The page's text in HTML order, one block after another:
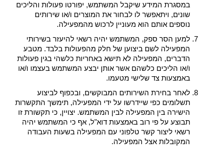
במסגרת המידע שיקבל המשתמש, יפורטו פעולות והליכים
שונים, ויתאפשר לו לבחור את המוצרים ו/או שירותים
נוספים אותם הוא מעוניין לרכוש מהמפעילה.
למען הסר ספק, המשתמש יהיה רשאי להיעזר בשירותי
המפעילה לשם ביצוען של חלק מהפעולות בלבד. מטבע
הדברים, המפעילה לא תישא באחריות כלשהי בגין פעולות
ו/או הליכים כלשהם אשר אותן יבצע המשתמש בעצמו ו/או
באמצעות צד שלישי מטעמו.
לאחר בחירת השירותים המבוקשים, ובכפוף לביצוע
תשלומים כפי שיידרשו על ידי המפעילה, תימשך התקשרות
הישירה בין המפעילה לבין המשתמש. יצויין, כי תקשורת זו
תבוצע על פי רוב באמצעות דוא"ל, אף כי המשתמש יהיה
רשאי ליצור קשר טלפוני עם המפעילה בשעות העבודה
המקובלות אצל המפעילה.